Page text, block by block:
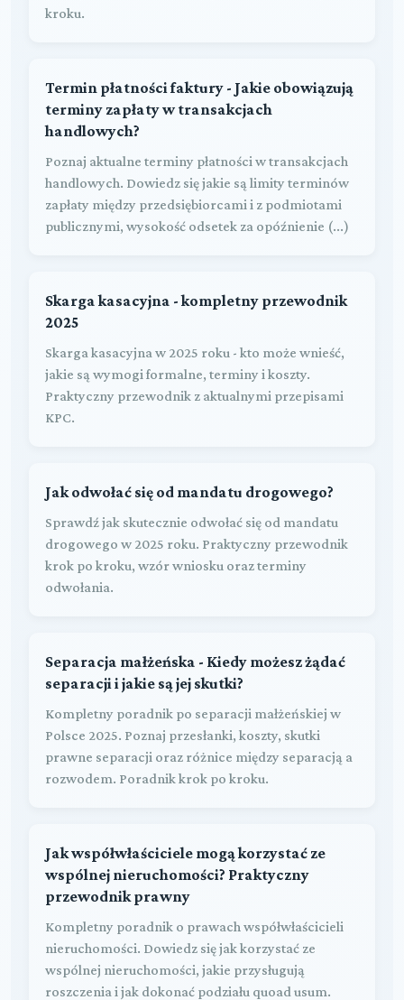
kroku.
Termin płatności faktury - Jakie obowiązują
terminy zapłaty w transakcjach
handlowych?
Poznaj aktualne terminy płatności w transakcjach
handlowych. Dowiedz się jakie są limity terminów
zapłaty między przedsiębiorcami i z podmiotami
publicznymi, wysokość odsetek za opóźnienie (...)
Skarga kasacyjna - kompletny przewodnik
2025
Skarga kasacyjna w 2025 roku - kto może wnieść,
jakie są wymogi formalne, terminy i koszty.
Praktyczny przewodnik z aktualnymi przepisami
KPC.
Jak odwołać się od mandatu drogowego?
Sprawdź jak skutecznie odwołać się od mandatu
drogowego w 2025 roku. Praktyczny przewodnik
krok po kroku, wzór wniosku oraz terminy
odwołania.
Separacja małżeńska - Kiedy możesz żądać
separacji i jakie są jej skutki?
Kompletny poradnik po separacji małżeńskiej w
Polsce 2025. Poznaj przesłanki, koszty, skutki
prawne separacji oraz różnice między separacją a
rozwodem. Poradnik krok po kroku.
Jak współwłaściciele mogą korzystać ze
wspólnej nieruchomości? Praktyczny
przewodnik prawny
Kompletny poradnik o prawach współwłaścicieli
nieruchomości. Dowiedz się jak korzystać ze
wspólnej nieruchomości, jakie przysługują
roszczenia i jak dokonać podziału quoad usum.